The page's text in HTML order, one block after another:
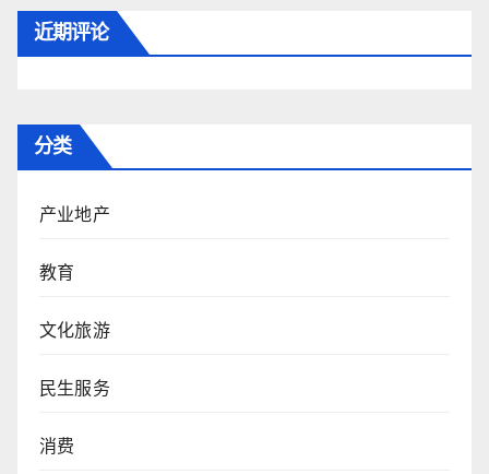
近期评论
分类
产业地产
教育
文化旅游
民生服务
消费